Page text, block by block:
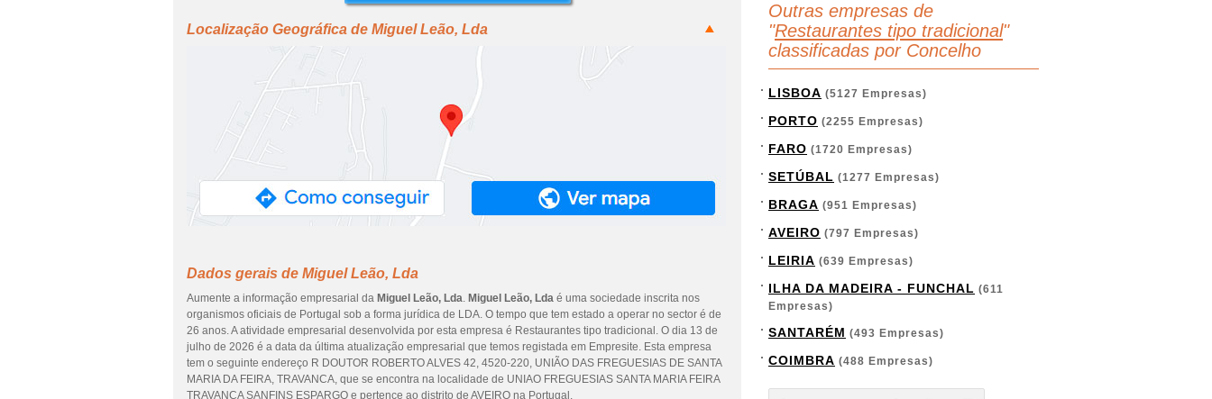
Localização Geográfica de Miguel Leão, Lda
Dados gerais de Miguel Leão, Lda
Aumente a informação empresarial da Miguel Leão, Lda. Miguel Leão, Lda é uma sociedade inscrita nos
organismos oficiais de Portugal sob a forma jurídica de LDA. O tempo que tem estado a operar no sector é de
26 anos. A atividade empresarial desenvolvida por esta empresa é Restaurantes tipo tradicional. O dia 13 de
julho de 2026 é a data da última atualização empresarial que temos registada em Empresite. Esta empresa
tem o seguinte endereço R DOUTOR ROBERTO ALVES 42, 4520-220, UNIÃO DAS FREGUESIAS DE SANTA
MARIA DA FEIRA, TRAVANCA, que se encontra na localidade de UNIAO FREGUESIAS SANTA MARIA FEIRA
TRAVANCA SANFINS ESPARGO e pertence ao distrito de AVEIRO na Portugal.
Outras empresas de
"Restaurantes tipo tradicional"
classificadas por Concelho
LISBOA (5127 Empresas)
PORTO (2255 Empresas)
FARO (1720 Empresas)
SETÚBAL (1277 Empresas)
BRAGA (951 Empresas)
AVEIRO (797 Empresas)
LEIRIA (639 Empresas)
ILHA DA MADEIRA - FUNCHAL (611
Empresas)
SANTARÉM (493 Empresas)
COIMBRA (488 Empresas)